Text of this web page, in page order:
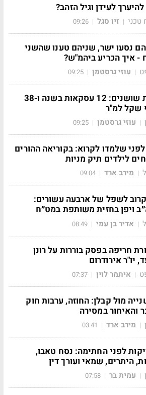
לעידן וגיל הזהב?
טכני | זיו סגל |
09:26
נסעו ישר, שניהם טענו שהשני
- איך הכריע ביהמ"ש?
| עוזי גרסטמן |
09:25
נאות שושנים: 12 עסקאות בשנה ו-38
שקל למ"ר
| עוזי גרסטמן |
09:25
שלמדו לקרוא: בקוריאה ההורים
לילדים תיק מניות
| מירב ארד |
09:04
קרוב לשפל של ארבעה עשורים:
ויפן בחזית משותפת במט״ח
| אדיר בן עמי |
08:49
חריפה בפסק בוררות על רונן
יו"ר אירודרום
| איתמר לוין |
07:37
מול קבלן: החוזה, ערבות חוק
והאיחור במסירה
| מירב ארד |
03:41
לפני החתימה: נסח טאבו,
היתרים, שמאי ועורך דין
| עמית בר |
07:58